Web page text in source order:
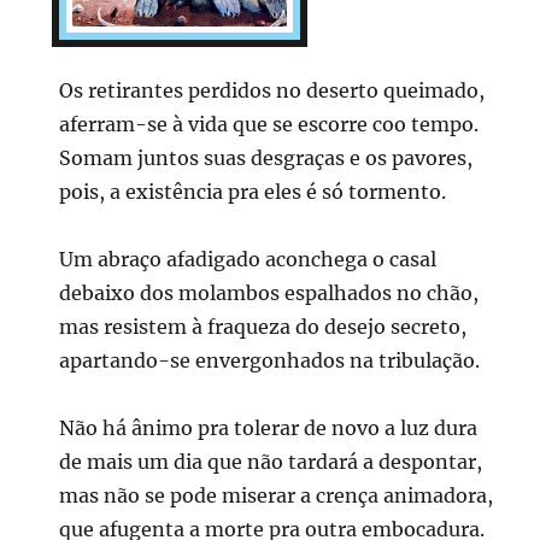
Os retirantes perdidos no deserto queimado,
aferram-se à vida que se escorre coo tempo.
Somam juntos suas desgraças e os pavores,
pois, a existência pra eles é só tormento.
Um abraço afadigado aconchega o casal
debaixo dos molambos espalhados no chão,
mas resistem à fraqueza do desejo secreto,
apartando-se envergonhados na tribulação.
Não há ânimo pra tolerar de novo a luz dura
de mais um dia que não tardará a despontar,
mas não se pode miserar a crença animadora,
que afugenta a morte pra outra embocadura.